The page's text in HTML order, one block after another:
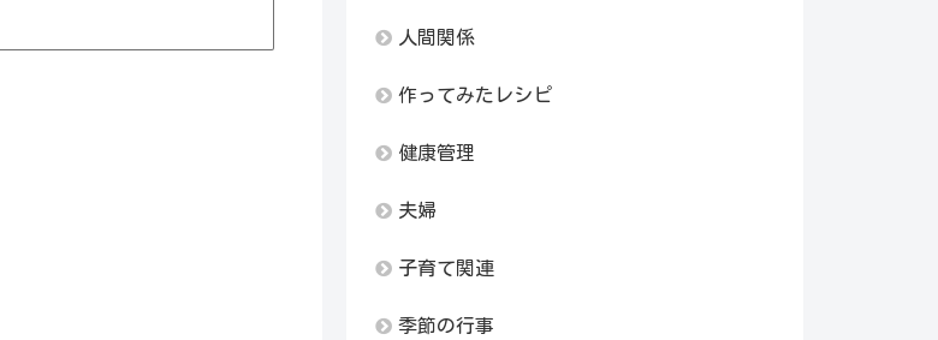
人間関係
作ってみたレシピ
健康管理
夫婦
子育て関連
季節の行事